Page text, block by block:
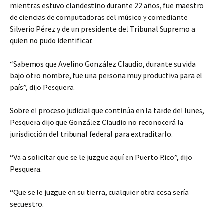
mientras estuvo clandestino durante 22 años, fue maestro
de ciencias de computadoras del músico y comediante
Silverio Pérez y de un presidente del Tribunal Supremo a
quien no pudo identificar.
“Sabemos que Avelino González Claudio, durante su vida
bajo otro nombre, fue una persona muy productiva para el
país”, dijo Pesquera.
Sobre el proceso judicial que continúa en la tarde del lunes,
Pesquera dijo que González Claudio no reconocerá la
jurisdicción del tribunal federal para extraditarlo.
“Va a solicitar que se le juzgue aquí en Puerto Rico”, dijo
Pesquera.
“Que se le juzgue en su tierra, cualquier otra cosa sería
secuestro.